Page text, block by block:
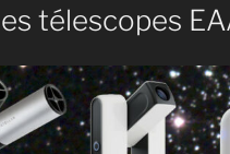
télescopes